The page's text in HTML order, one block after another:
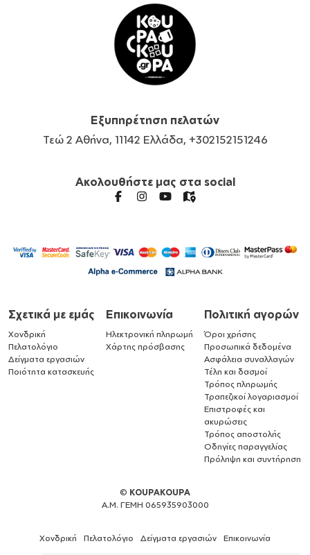
Εξυπηρέτηση πελατών
Τεώ 2 Αθήνα, 11142 Ελλάδα, +302152151246
Ακολουθήστε μας στα social
Σχετικά με εμάς
Χονδρική
Πελατολόγιο
Δείγματα εργασιών
Ποιότητα κατασκευής
Επικοινωνία
Ηλεκτρονική πληρωμή
Χάρτης πρόσβασης
Πολιτική αγορών
Όροι χρήσης
Προσωπικά δεδομένα
Ασφάλεια συναλλαγών
Τέλη και δασμοί
Τρόπος πληρωμής
Τραπεζικοί λογαριασμοί
Επιστροφές και
ακυρώσεις
Τρόπος αποστολής
Οδηγίες παραγγελίας
Πρόληψη και συντήρηση
© KOUPAKOUPA
Α.Μ. ΓΕΜΗ 065935903000
Χονδρική Πελατολόγιο Δείγματα εργασιών Επικοινωνία